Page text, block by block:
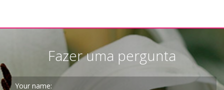
Fazer uma pergunta